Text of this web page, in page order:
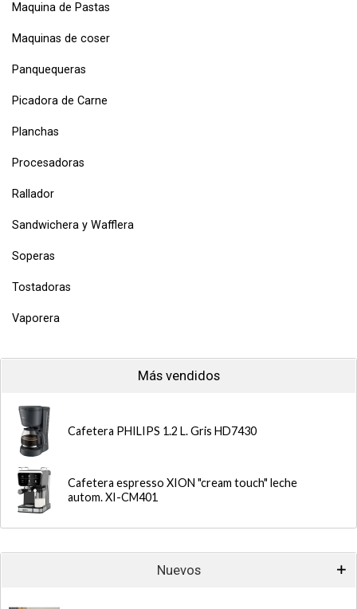
Maquina de Pastas
Maquinas de coser
Panquequeras
Picadora de Carne
Planchas
Procesadoras
Rallador
Sandwichera y Wafflera
Soperas
Tostadoras
Vaporera
Más vendidos
Cafetera PHILIPS 1.2 L. Gris HD7430
Cafetera espresso XION "cream touch" leche
autom. XI-CM401
Nuevos